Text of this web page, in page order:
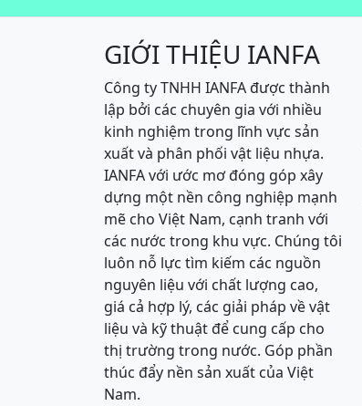
GIỚI THIỆU IANFA
Công ty TNHH IANFA được thành
lập bởi các chuyên gia với nhiều
kinh nghiệm trong lĩnh vực sản
xuất và phân phối vật liệu nhựa.
IANFA với ước mơ đóng góp xây
dựng một nền công nghiệp mạnh
mẽ cho Việt Nam, cạnh tranh với
các nước trong khu vực. Chúng tôi
luôn nỗ lực tìm kiếm các nguồn
nguyên liệu với chất lượng cao,
giá cả hợp lý, các giải pháp về vật
liệu và kỹ thuật để cung cấp cho
thị trường trong nước. Góp phần
thúc đẩy nền sản xuất của Việt
Nam.